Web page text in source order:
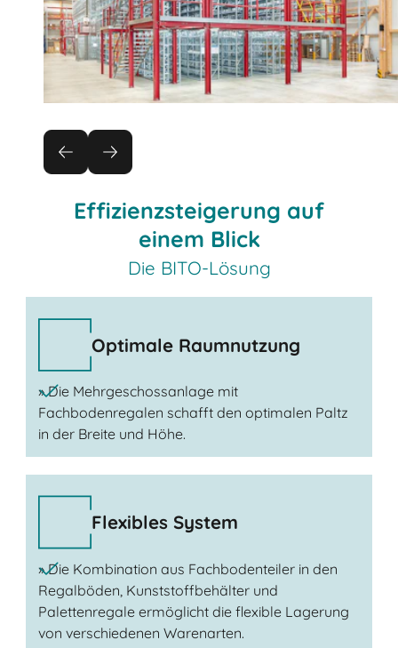
Effizienzsteigerung auf
einem Blick
Die BITO-Lösung
Optimale Raumnutzung
» Die Mehrgeschossanlage mit
Fachbodenregalen schafft den optimalen Paltz
in der Breite und Höhe.
Flexibles System
» Die Kombination aus Fachbodenteiler in den
Regalböden, Kunststoffbehälter und
Palettenregale ermöglicht die flexible Lagerung
von verschiedenen Warenarten.